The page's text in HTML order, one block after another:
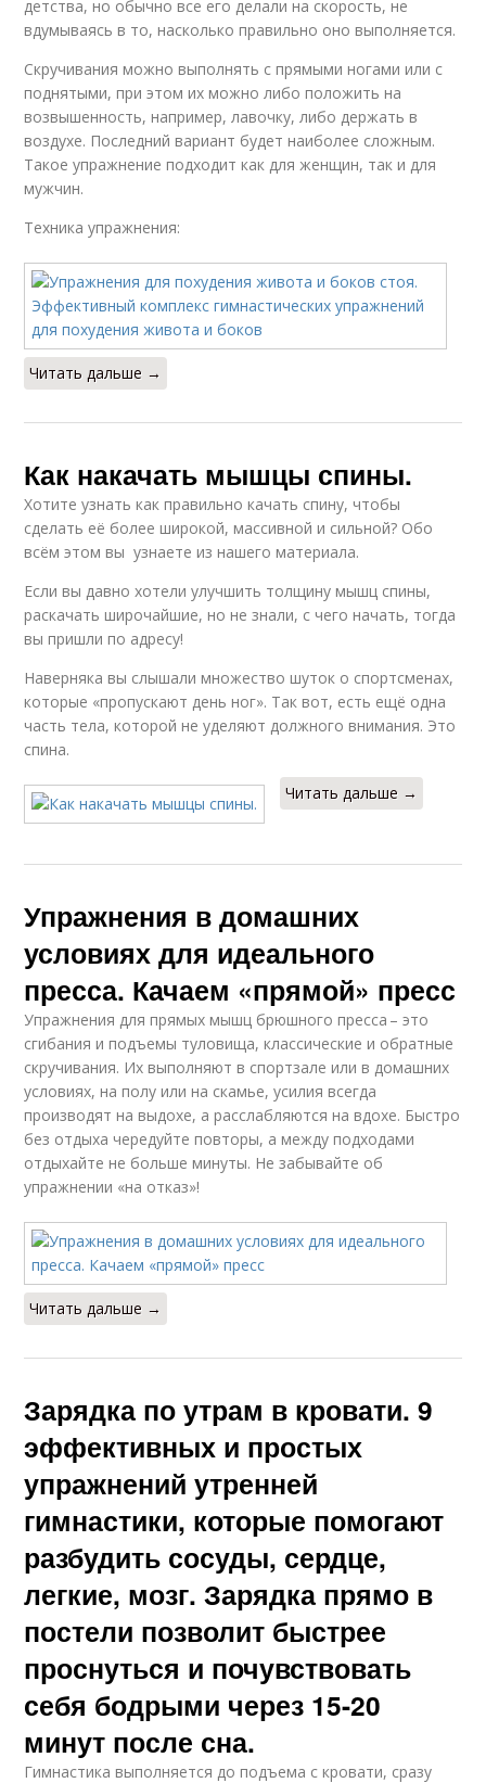
детства, но обычно все его делали на скорость, не
вдумываясь в то, насколько правильно оно выполняется.
Скручивания можно выполнять с прямыми ногами или с
поднятыми, при этом их можно либо положить на
возвышенность, например, лавочку, либо держать в
воздухе. Последний вариант будет наиболее сложным.
Такое упражнение подходит как для женщин, так и для
мужчин.
Техника упражнения:
Читать дальше →
Как накачать мышцы спины.
Хотите узнать как правильно качать спину, чтобы
сделать её более широкой, массивной и сильной? Обо
всём этом вы узнаете из нашего материала.
Если вы давно хотели улучшить толщину мышц спины,
раскачать широчайшие, но не знали, с чего начать, тогда
вы пришли по адресу!
Наверняка вы слышали множество шуток о спортсменах,
которые «пропускают день ног». Так вот, есть ещё одна
часть тела, которой не уделяют должного внимания. Это
спина.
Читать дальше →
Упражнения в домашних
условиях для идеального
пресса. Качаем «прямой» пресс
Упражнения для прямых мышц брюшного пресса – это
сгибания и подъемы туловища, классические и обратные
скручивания. Их выполняют в спортзале или в домашних
условиях, на полу или на скамье, усилия всегда
производят на выдохе, а расслабляются на вдохе. Быстро
без отдыха чередуйте повторы, а между подходами
отдыхайте не больше минуты. Не забывайте об
упражнении «на отказ»!
Читать дальше →
Зарядка по утрам в кровати. 9
эффективных и простых
упражнений утренней
гимнастики, которые помогают
разбудить сосуды, сердце,
легкие, мозг. Зарядка прямо в
постели позволит быстрее
проснуться и почувствовать
себя бодрыми через 15-20
минут после сна.
Гимнастика выполняется до подъема с кровати, сразу